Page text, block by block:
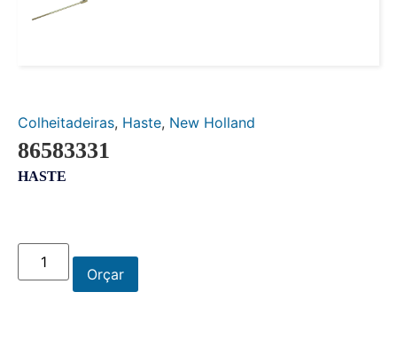
Colheitadeiras, Haste, New Holland
86583331
HASTE
Orçar